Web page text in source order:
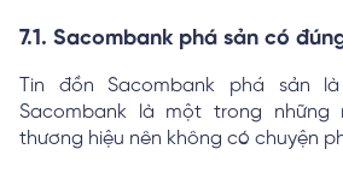
7.1. Sacombank phá sản có
Tin đồn Sacombank phá sản
Sacombank là một trong những
thương hiệu nên không có chuyện